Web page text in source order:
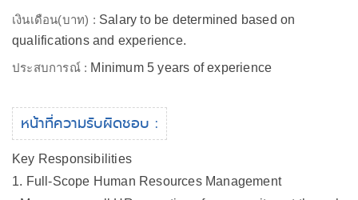
เงินเดือน(บาท) : Salary to be determined based on
qualifications and experience.
ประสบการณ์ : Minimum 5 years of experience
หน้าที่ความรับผิดชอบ :
Key Responsibilities
1. Full-Scope Human Resources Management